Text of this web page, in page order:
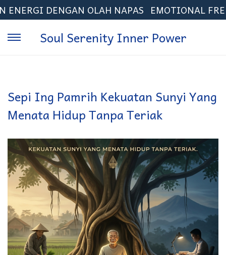
DENGAN OLAH NAPAS EMOTIONAL
Soul Serenity Inner Power
Sepi Ing Pamrih Kekuatan Sunyi Yang
Menata Hidup Tanpa Teriak